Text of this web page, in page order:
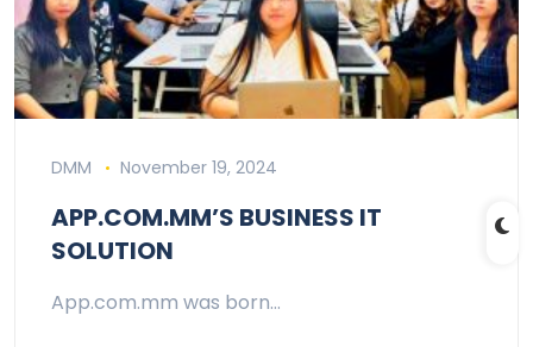
DMM November 19, 2024
APP.COM.MM’S BUSINESS IT
SOLUTION
App.com.mm was born…